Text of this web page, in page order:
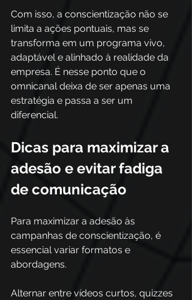
Com isso, a conscientização não se
limita a ações pontuais, mas se
transforma em um programa vivo,
adaptável e alinhado à realidade da
empresa. É nesse ponto que o
omnicanal deixa de ser apenas uma
estratégia e passa a ser um
diferencial.
Dicas para maximizar a
adesão e evitar fadiga
de comunicação
Para maximizar a adesão às
campanhas de conscientização, é
essencial variar formatos e
abordagens.
Alternar entre vídeos curtos, quizzes